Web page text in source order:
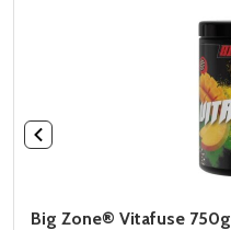
Big Zone® Vitafuse 750g